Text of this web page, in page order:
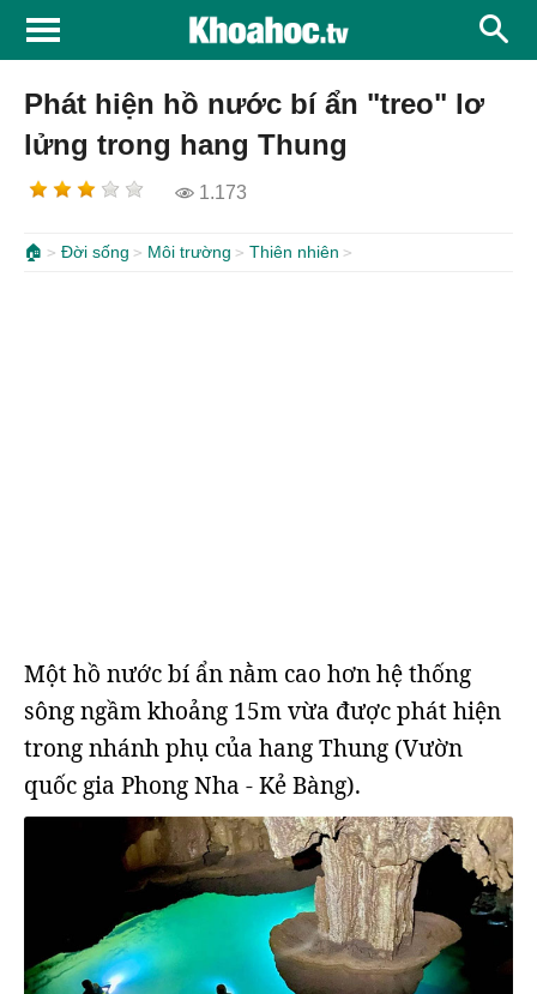
Phát hiện hồ nước bí ẩn "treo" lơ
lửng trong hang Thung
1.173
🏠 Đời sống Môi trường Thiên nhiên
Một hồ nước bí ẩn nằm cao hơn hệ thống
sông ngầm khoảng 15m vừa được phát hiện
trong nhánh phụ của hang Thung (Vườn
quốc gia Phong Nha - Kẻ Bàng).